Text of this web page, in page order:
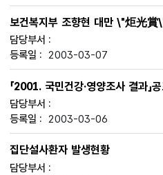
보건복지부 조향현 대만 \"炬光賞
2003-03-07
「2001. 국민건강·영양조사 결과」
2003-03-06
집단설사환자 발생현황